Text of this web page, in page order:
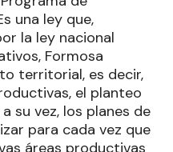
una ley que,
la ley nacional
Formosa
territorial, es decir,
el planteo
su vez, los planes de
para cada vez que
áreas productivas